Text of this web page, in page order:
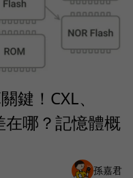
鍵！CXL、
哪？記憶體概
孫嘉君